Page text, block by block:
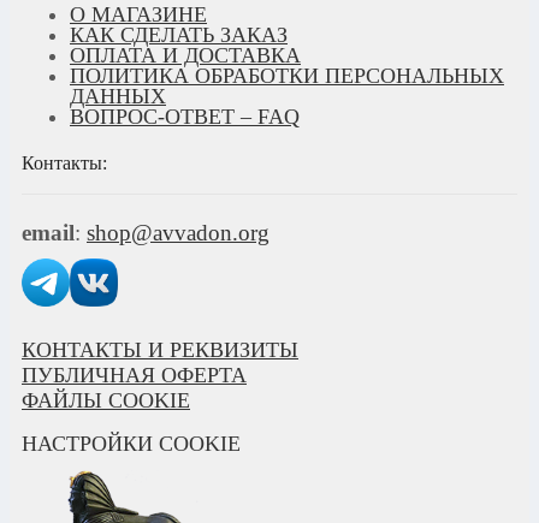
О МАГАЗИНЕ
КАК СДЕЛАТЬ ЗАКАЗ
ОПЛАТА И ДОСТАВКА
ПОЛИТИКА ОБРАБОТКИ ПЕРСОНАЛЬНЫХ
ДАННЫХ
ВОПРОС-ОТВЕТ – FAQ
Контакты:
email: shop@avvadon.org
КОНТАКТЫ И РЕКВИЗИТЫ
ПУБЛИЧНАЯ ОФЕРТА
ФАЙЛЫ COOKIE
НАСТРОЙКИ COOKIE